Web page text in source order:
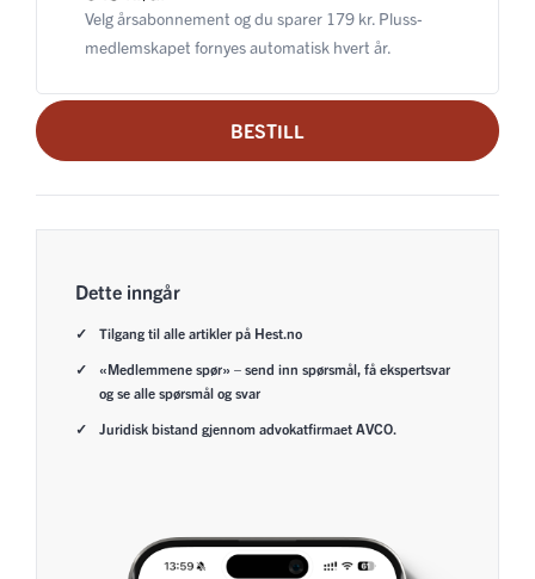
Velg årsabonnement og du sparer 179 kr. Pluss-
medlemskapet fornyes automatisk hvert år.
BESTILL
Dette inngår
Tilgang til alle artikler på Hest.no
«Medlemmene spør» – send inn spørsmål, få ekspertsvar
og se alle spørsmål og svar
Juridisk bistand gjennom advokatfirmaet AVCO.